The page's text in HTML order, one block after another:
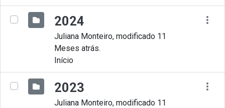
2024
Juliana Monteiro, modificado 11
Meses atrás.
Início
2023
Juliana Monteiro, modificado 11